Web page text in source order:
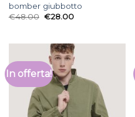
bomber giubbotto
€48.00 €28.00
In offerta!